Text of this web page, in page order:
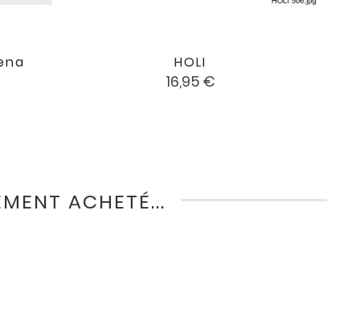
HOLI
Prix
16,95 €

ACHETÉ...